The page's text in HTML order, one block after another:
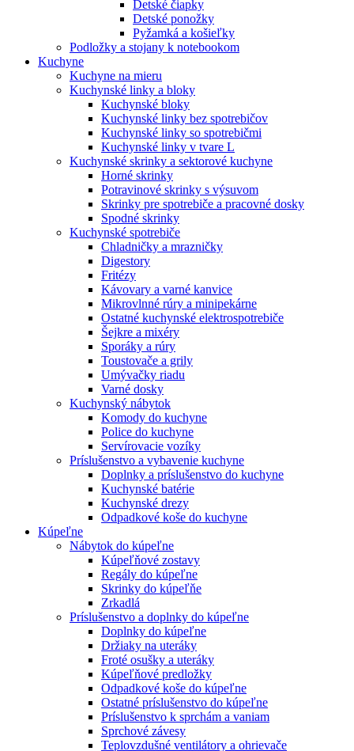
Detské čiapky
Detské ponožky
Pyžamká a košieľky
Podložky a stojany k notebookom
Kuchyne
Kuchyne na mieru
Kuchynské linky a bloky
Kuchynské bloky
Kuchynské linky bez spotrebičov
Kuchynské linky so spotrebičmi
Kuchynské linky v tvare L
Kuchynské skrinky a sektorové kuchyne
Horné skrinky
Potravinové skrinky s výsuvom
Skrinky pre spotrebiče a pracovné dosky
Spodné skrinky
Kuchynské spotrebiče
Chladničky a mrazničky
Digestory
Fritézy
Kávovary a varné kanvice
Mikrovlnné rúry a minipekárne
Ostatné kuchynské elektrospotrebiče
Šejkre a mixéry
Sporáky a rúry
Toustovače a grily
Umývačky riadu
Varné dosky
Kuchynský nábytok
Komody do kuchyne
Police do kuchyne
Servírovacie vozíky
Príslušenstvo a vybavenie kuchyne
Doplnky a príslušenstvo do kuchyne
Kuchynské batérie
Kuchynské drezy
Odpadkové koše do kuchyne
Kúpeľne
Nábytok do kúpeľne
Kúpeľňové zostavy
Regály do kúpeľne
Skrinky do kúpeľňe
Zrkadlá
Príslušenstvo a doplnky do kúpeľne
Doplnky do kúpeľne
Držiaky na uteráky
Froté osušky a uteráky
Kúpeľňové predložky
Odpadkové koše do kúpeľne
Ostatné príslušenstvo do kúpeľne
Príslušenstvo k sprchám a vaniam
Sprchové závesy
Teplovzdušné ventilátory a ohrievače